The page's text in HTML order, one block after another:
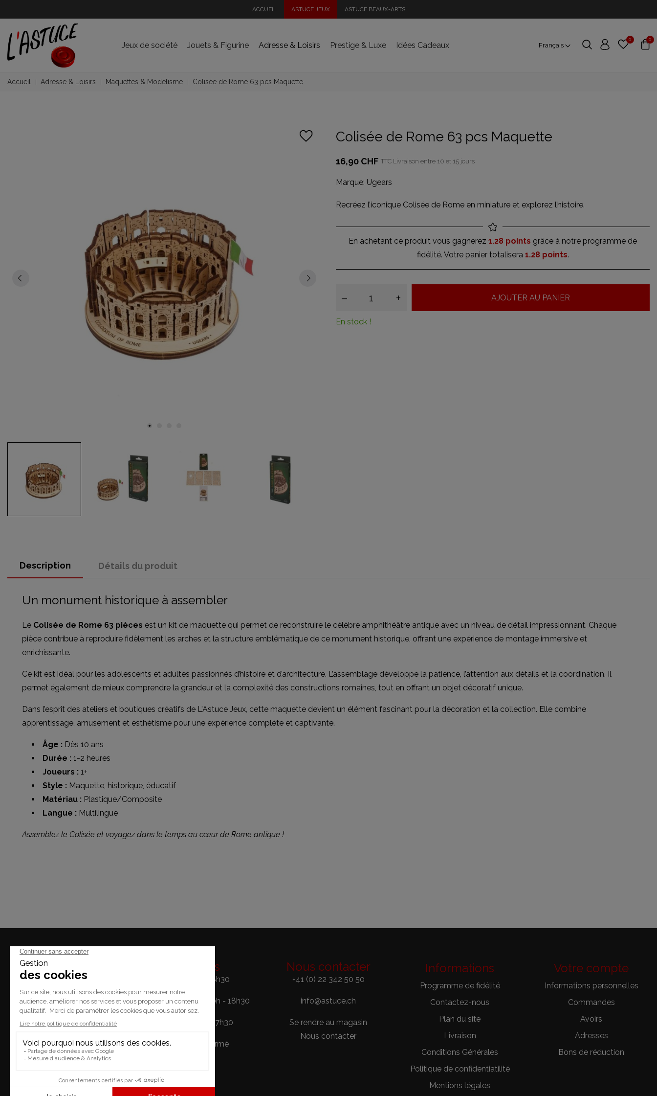
ACCUEIL ASTUCE JEUX ASTUCE BEAUX-ARTS
Jeux de société Jouets & Figurine Adresse & Loisirs Prestige & Luxe Idées Cadeaux Français
0 0
Accueil Adresse & Loisirs Maquettes & Modélisme Colisée de Rome 63 pcs Maquette
Colisée de Rome 63 pcs Maquette
16,90 CHF TTC Livraison entre 10 et 15 jours
Marque: Ugears
Recréez l’iconique Colisée de Rome en miniature et explorez l’histoire.
En achetant ce produit vous gagnerez 1.28 points grâce à notre programme de
fidélité. Votre panier totalisera 1.28 points.
– + AJOUTER AU PANIER
En stock !
Description Détails du produit
Un monument historique à assembler
Le Colisée de Rome 63 pièces est un kit de maquette qui permet de reconstruire le célèbre amphithéâtre antique avec un niveau de détail impressionnant. Chaque
pièce contribue à reproduire fidèlement les arches et la structure emblématique de ce monument historique, offrant une expérience de montage immersive et
enrichissante.
Ce kit est idéal pour les adolescents et adultes passionnés d’histoire et d’architecture. L’assemblage développe la patience, l’attention aux détails et la coordination. Il
permet également de mieux comprendre la grandeur et la complexité des constructions romaines, tout en offrant un objet décoratif unique.
Dans l’esprit des ateliers et boutiques créatifs de L'Astuce Jeux, cette maquette devient un élément fascinant pour la décoration et la collection. Elle combine
apprentissage, amusement et esthétisme pour une expérience complète et captivante.
Âge : Dès 10 ans
Durée : 1-2 heures
Joueurs : 1+
Style : Maquette, historique, éducatif
Matériau : Plastique/Composite
Langue : Multilingue
Assemblez le Colisée et voyagez dans le temps au cœur de Rome antique !
Place du Temple 2.
Horaires
Lundi: 14h - 18h30
Mardi / Vendredi: 10h - 18h30
Samedi: 10h - 17h30
Dimanche: Fermé
Nous contacter
+41 (0) 22 342 50 50
info@astuce.ch
Se rendre au magasin
Nous contacter
Informations
Programme de fidélité
Contactez-nous
Plan du site
Livraison
Conditions Générales
Politique de confidentiatilité
Mentions légales
Votre compte
Informations personnelles
Commandes
Avoirs
Adresses
Bons de réduction